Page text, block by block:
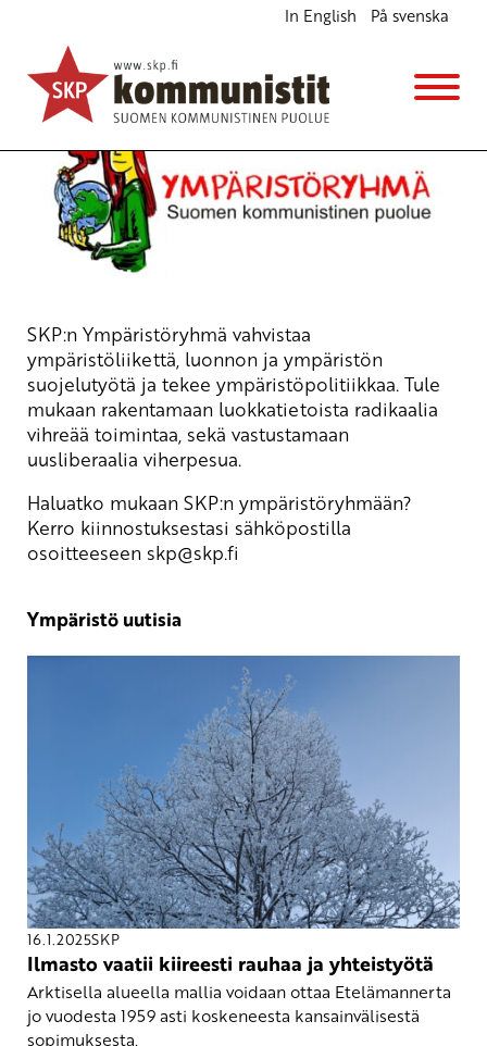
In English På svenska
Ympäristö
SKP:n Ympäristöryhmä vahvistaa
ympäristöliikettä, luonnon ja ympäristön
suojelutyötä ja tekee ympäristöpolitiikkaa. Tule
mukaan rakentamaan luokkatietoista radikaalia
vihreää toimintaa, sekä vastustamaan
uusliberaalia viherpesua.
Haluatko mukaan SKP:n ympäristöryhmään?
Kerro kiinnostuksestasi sähköpostilla
osoitteeseen skp@skp.fi
Ympäristö uutisia
16.1.2025SKP
Ilmasto vaatii kiireesti rauhaa ja yhteistyötä
Arktisella alueella mallia voidaan ottaa Etelämannerta
jo vuodesta 1959 asti koskeneesta kansainvälisestä
sopimuksesta.